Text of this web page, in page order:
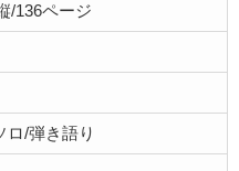
/136ページ
ロ/弾き語り